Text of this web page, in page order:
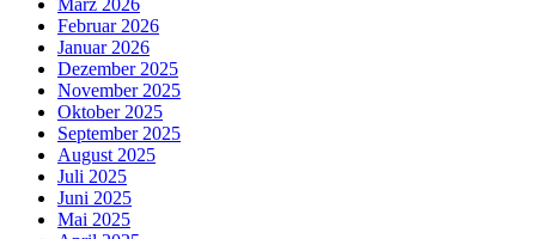
Februar 2026
Januar 2026
Dezember 2025
November 2025
Oktober 2025
September 2025
August 2025
Juli 2025
Juni 2025
Mai 2025